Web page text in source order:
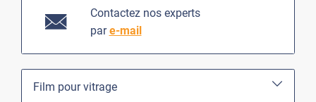
Contactez nos experts
pare-mail
Film pour vitrage